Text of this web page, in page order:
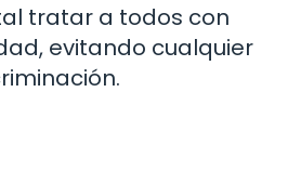
tratar a todos con
evitando cualquier